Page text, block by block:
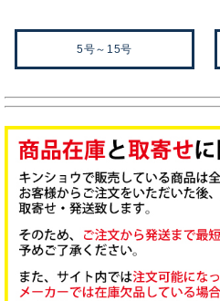
5号～15号